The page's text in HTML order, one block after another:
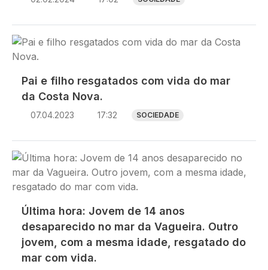
Imagem
Pai e filho resgatados com vida do mar
da Costa Nova.
07.04.2023 17:32 SOCIEDADE
Imagem
Última hora: Jovem de 14 anos
desaparecido no mar da Vagueira. Outro
jovem, com a mesma idade, resgatado do
mar com vida.